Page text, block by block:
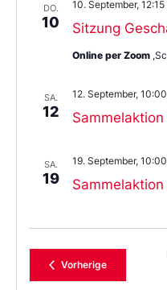
DO.
10 Sitzung
10. September, 12:15
Online per Zoom
SA.
12
12. September, 10:00
SA.
19
19. September, 10:00
Vorherige